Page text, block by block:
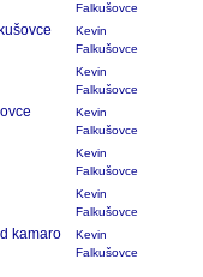
Falkušovce
Kevin
Falkušovce
Kevin
Falkušovce
Kevin
Falkušovce
Kevin
Falkušovce
Kevin
Falkušovce
kamaro
Kevin
Falkušovce